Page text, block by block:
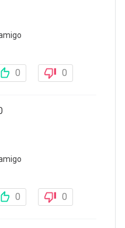
0 0
0 0